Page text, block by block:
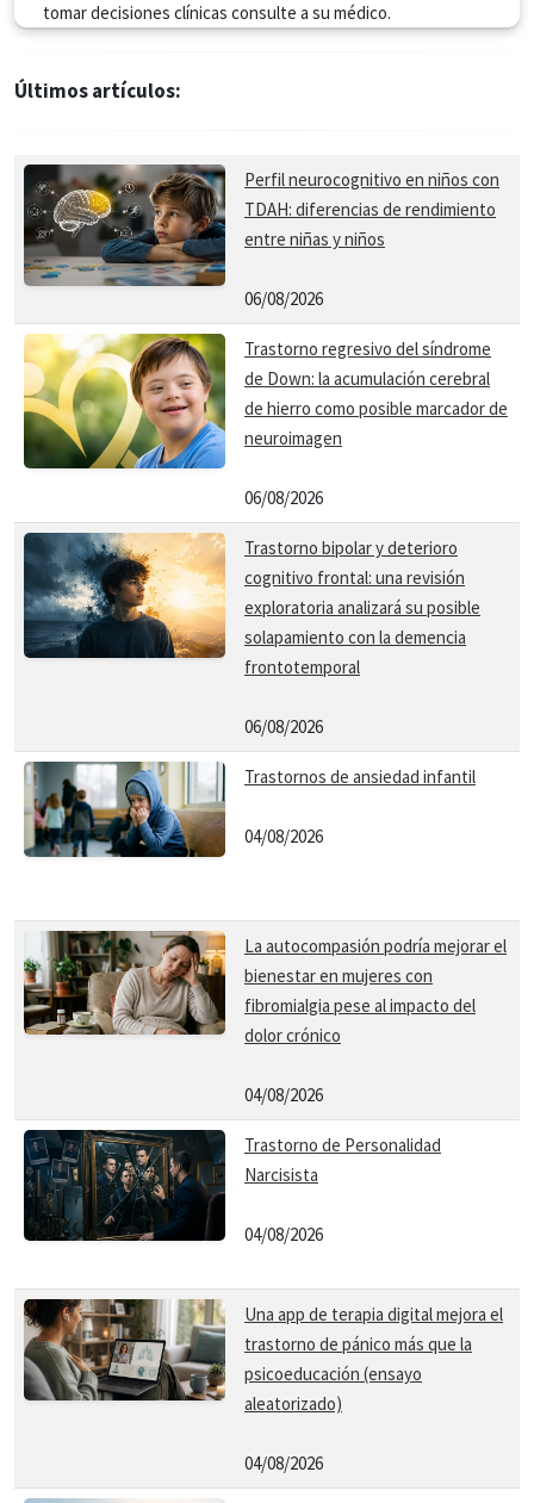
tomar decisiones clínicas consulte a su médico.
Últimos artículos:
Perfil neurocognitivo en niños con
TDAH: diferencias de rendimiento
entre niñas y niños
06/08/2026
Trastorno regresivo del síndrome
de Down: la acumulación cerebral
de hierro como posible marcador de
neuroimagen
06/08/2026
Trastorno bipolar y deterioro
cognitivo frontal: una revisión
exploratoria analizará su posible
solapamiento con la demencia
frontotemporal
06/08/2026
Trastornos de ansiedad infantil
04/08/2026
La autocompasión podría mejorar el
bienestar en mujeres con
fibromialgia pese al impacto del
dolor crónico
04/08/2026
Trastorno de Personalidad
Narcisista
04/08/2026
Una app de terapia digital mejora el
trastorno de pánico más que la
psicoeducación (ensayo
aleatorizado)
04/08/2026